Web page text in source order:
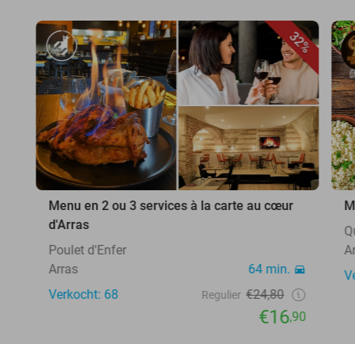
32%
Menu en 2 ou 3 services à la carte au cœur
d'Arras
Poulet d'Enfer
Arras
64 min.
Verkocht: 68
Regulier €24,80
€16,90